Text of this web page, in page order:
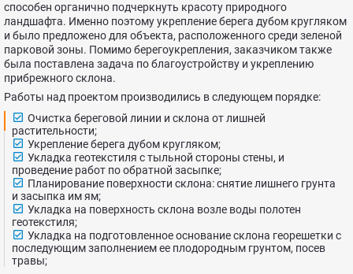
способен органично подчеркнуть красоту природного
ландшафта. Именно поэтому укрепление берега дубом кругляком
и было предложено для объекта, расположенного среди зеленой
парковой зоны. Помимо берегоукрепления, заказчиком также
была поставлена задача по благоустройству и укреплению
прибрежного склона.
Работы над проектом производились в следующем порядке:
Очистка береговой линии и склона от лишней
растительности;
Укрепление берега дубом кругляком;
Укладка геотекстиля с тыльной стороны стены, и
проведение работ по обратной засыпке;
Планирование поверхности склона: снятие лишнего грунта
и засыпка им ям;
Укладка на поверхность склона возле воды полотен
геотекстиля;
Укладка на подготовленное основание склона георешетки с
последующим заполнением ее плодородным грунтом, посев
травы;